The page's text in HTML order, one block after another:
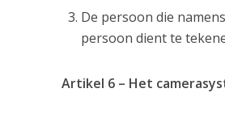
De persoon die
persoon dient te
Artikel 6 – Het